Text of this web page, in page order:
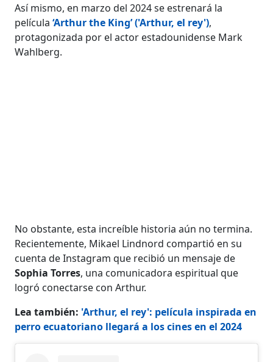
Así mismo, en marzo del 2024 se estrenará la
película‘Arthur the King’ ('Arthur, el rey'),
protagonizada por el actor estadounidense Mark
Wahlberg.
No obstante, esta increíble historia aún no termina.
Recientemente, Mikael Lindnord compartió en su
cuenta de Instagram que recibió un mensaje de
Sophia Torres, una comunicadora espiritual que
logró conectarse con Arthur.
Lea también: 'Arthur, el rey': película inspirada en
perro ecuatoriano llegará a los cines en el 2024